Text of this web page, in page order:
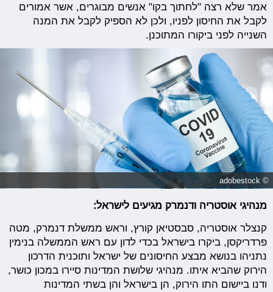
אמר שלא רצה "לחתוך בקו" אנשים מבוגרים, אשר אמורים
לקבל את החיסון לפניו, ולכן לא הספיק לקבל את המנה
השנייה לפני ביקורו המתוכנן.
© adobestock
מנהיגי אוסטריה ודנמרק מגיעים לישראל:
קנצלר אוסטריה, סבסטיאן קורץ, וראש ממשלת דנמרק, מטה
פרדריקסן, ביקרו בישראל בכדי לדון עם ראש הממשלה בנימין
נתניהו בנושא מבצע החיסונים של ישראל ותוכנית הדרכון
הירוק שהביא איתו. מנהיגי שלושת המדינות סיירו במכון כושר,
ודנו ביישום התו הירוק, הן בישראל והן בשתי המדינות